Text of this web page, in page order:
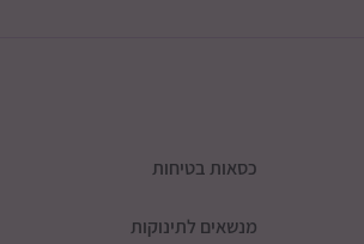
כסאות בטיחות
מנשאים לתינוקות